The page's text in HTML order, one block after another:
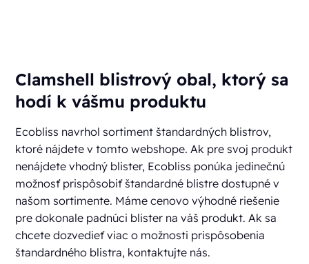
Clamshell blistrový obal, ktorý sa
hodí k vášmu produktu
Ecobliss navrhol sortiment štandardných blistrov,
ktoré nájdete v tomto webshope. Ak pre svoj produkt
nenájdete vhodný blister, Ecobliss ponúka jedinečnú
možnosť prispôsobiť štandardné blistre dostupné v
našom sortimente. Máme cenovo výhodné riešenie
pre dokonale padnúci blister na váš produkt. Ak sa
chcete dozvedieť viac o možnosti prispôsobenia
štandardného blistra, kontaktujte nás.